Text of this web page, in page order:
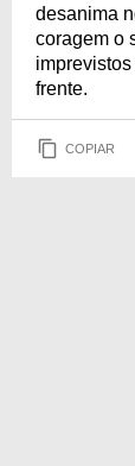
desanima
coragem o
frente.
COPIAR